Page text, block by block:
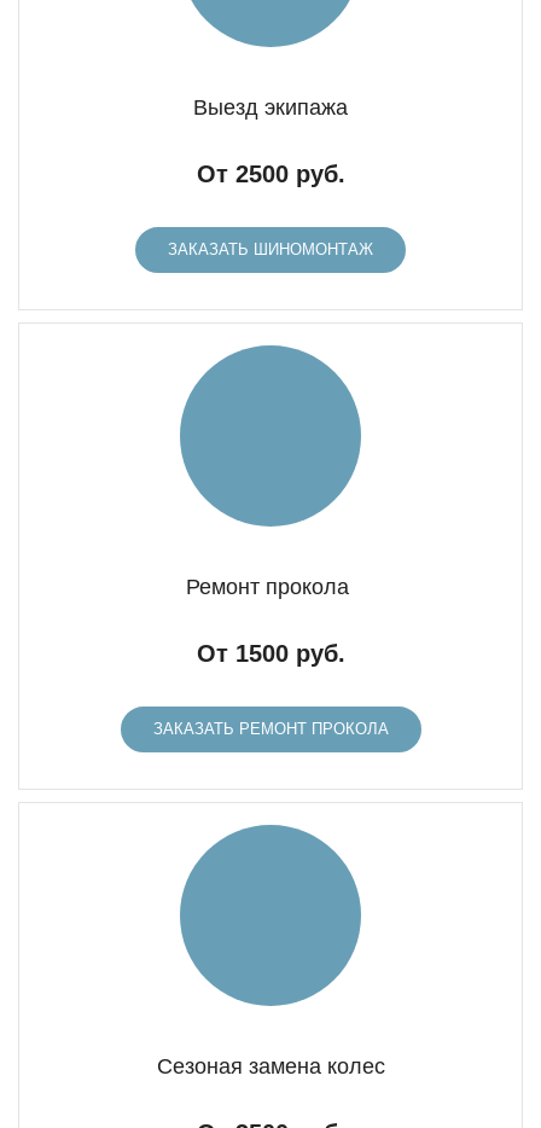
Выезд экипажа
От 2500 руб.
ЗАКАЗАТЬ ШИНОМОНТАЖ
Ремонт прокола
От 1500 руб.
ЗАКАЗАТЬ РЕМОНТ ПРОКОЛА
Сезоная замена колес